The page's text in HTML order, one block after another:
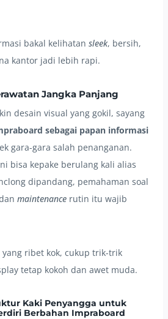
bakal kelihatan sleek, bersih,
kantor jadi lebih rapi.
Jangka Panjang
desain visual yang gokil, sayang
sebagai papan informasi
gara-gara salah penanganan.
bisa kepake berulang kali alias
dipandang, pemahaman soal
maintenance rutin itu wajib
ribet kok, cukup trik-trik
tetap kokoh dan awet muda.
Kaki Penyangga untuk
Berbahan Impraboard